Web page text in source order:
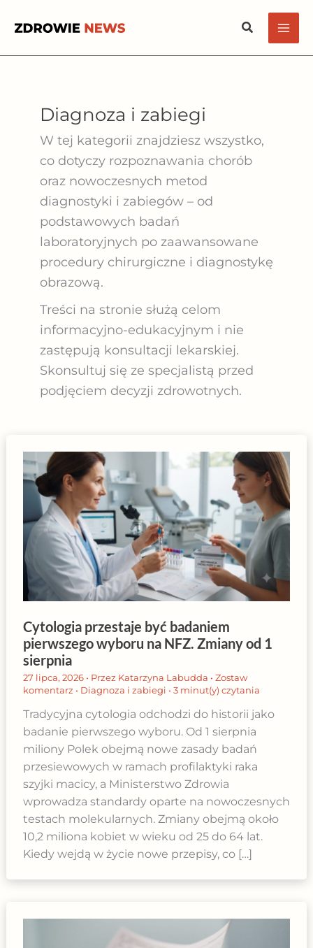
Szukaj
Diagnoza i zabiegi
W tej kategorii znajdziesz wszystko,
co dotyczy rozpoznawania chorób
oraz nowoczesnych metod
diagnostyki i zabiegów– od
podstawowych badań
laboratoryjnych po zaawansowane
procedury chirurgiczne i diagnostykę
obrazową.
Treści na stronie służą celom
informacyjno-edukacyjnym i nie
zastępują konsultacji lekarskiej.
Skonsultuj się ze specjalistą przed
podjęciem decyzji zdrowotnych.
Cytologia przestaje być badaniem
pierwszego wyboru na NFZ. Zmiany od 1
sierpnia
27 lipca, 2026 • Przez Katarzyna Labudda • Zostaw
komentarz • Diagnoza i zabiegi • 3 minut(y) czytania
Tradycyjna cytologia odchodzi do historii jako
badanie pierwszego wyboru. Od 1 sierpnia
miliony Polek obejmą nowe zasady badań
przesiewowych w ramach profilaktyki raka
szyjki macicy, a Ministerstwo Zdrowia
wprowadza standardy oparte na nowoczesnych
testach molekularnych. Zmiany obejmą około
10,2 miliona kobiet w wieku od 25 do 64 lat.
Kiedy wejdą w życie nowe przepisy, co […]